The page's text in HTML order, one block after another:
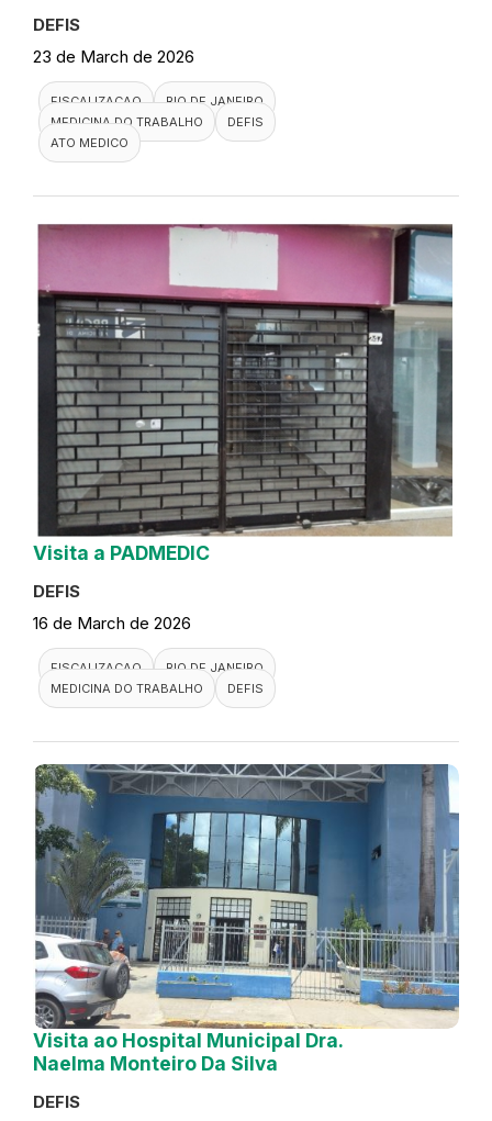
DEFIS
23 de March de 2026
FISCALIZACAO
RIO DE JANEIRO
MEDICINA DO TRABALHO
DEFIS
ATO MEDICO
Visita a PADMEDIC
DEFIS
16 de March de 2026
FISCALIZACAO
RIO DE JANEIRO
MEDICINA DO TRABALHO
DEFIS
Visita ao Hospital Municipal Dra.
Naelma Monteiro Da Silva
DEFIS